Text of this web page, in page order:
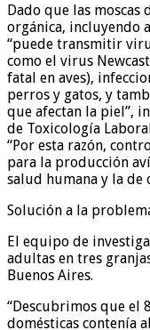
Dado que las moscas
orgánica, incluyendo
“puede transmitir
como el virus
fatal en aves),
perros y gatos, y
que afectan la piel”,
de Toxicología
“Por esta razón,
para la producción
salud humana y la de
Solución a la
El equipo de
adultas en tres
Buenos Aires.
“Descubrimos que el
domésticas contenía